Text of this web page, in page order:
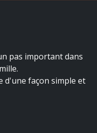
pas important dans
d'une façon simple et